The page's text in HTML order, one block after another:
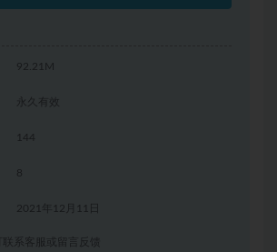
92.21M
永久有效
144
8
2021年12月11日
系客服或留言反馈